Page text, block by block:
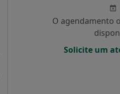
O agendamento
Solicite um